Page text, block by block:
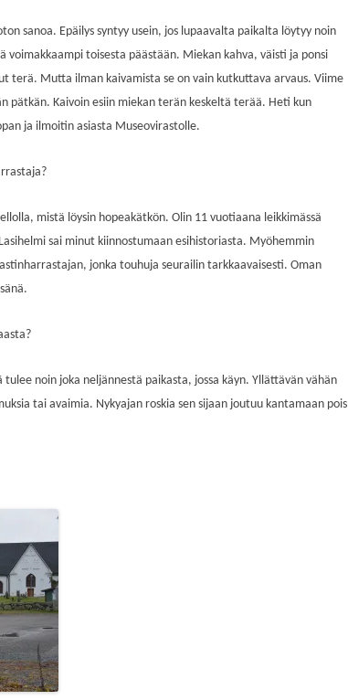
sanoa. Epäilys syntyy usein, jos lupaavalta paikalta löytyy noin
toisesta päästään. Miekan kahva, väisti ja ponsi
terä. Mutta ilman kaivamista se on vain kutkuttava arvaus. Viime
pätkän. Kaivoin esiin miekan terän keskeltä terää. Heti kun
ja ilmoitin asiasta Museovirastolle.
mistä löysin hopeakätkön. Olin 11 vuotiaana leikkimässä
sai minut kiinnostumaan esihistoriasta. Myöhemmin
jonka touhuja seurailin tarkkaavaisesti. Oman
noin joka neljännestä paikasta, jossa käyn. Yllättävän vähän
tai avaimia. Nykyajan roskia sen sijaan joutuu kantamaan pois